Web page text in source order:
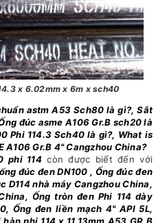
x 6.02mm x 6m x sch40
astm A53 Sch80 là gì?, Sắt
đúc asme A106 Gr.B sch20 là
Phi 114.3 Sch40 là gì?, What is
A106 Gr.B 4" Cangzhou China?
phi 114 còn được biết đến với
đúc đen DN100 , Ống đúc đen
D114 nhà máy Cangzhou China,
Ống tròn đen Phi 114 dày
Ống đen liền mạch 4" API 5L,